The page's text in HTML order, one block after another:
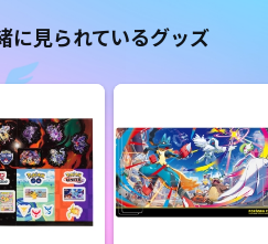
に見られているグッズ